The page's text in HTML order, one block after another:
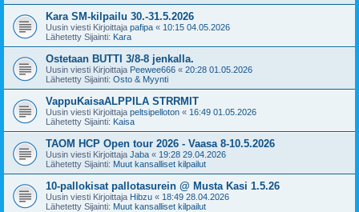
Kara SM-kilpailu 30.-31.5.2026
Uusin viesti Kirjoittaja pafipa « 10:15 04.05.2026
Lähetetty Sijainti: Kara
Ostetaan BUTTI 3/8-8 jenkalla.
Uusin viesti Kirjoittaja Peewee666 « 20:28 01.05.2026
Lähetetty Sijainti: Osto & Myynti
VappuKaisaALPPILA STRRMIT
Uusin viesti Kirjoittaja peltsipelloton « 16:49 01.05.2026
Lähetetty Sijainti: Kaisa
TAOM HCP Open tour 2026 - Vaasa 8-10.5.2026
Uusin viesti Kirjoittaja Jaba « 19:28 29.04.2026
Lähetetty Sijainti: Muut kansalliset kilpailut
10-pallokisat pallotasurein @ Musta Kasi 1.5.26
Uusin viesti Kirjoittaja Hibzu « 18:49 28.04.2026
Lähetetty Sijainti: Muut kansalliset kilpailut